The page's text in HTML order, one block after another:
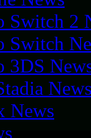
Switch 2
Switch
3DS
News